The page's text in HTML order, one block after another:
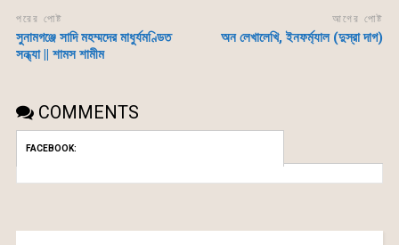
পরের পোষ্ট
সুনামগঞ্জে সাদি মহম্মদের মাধুর্যমণ্ডিত
সন্ধ্যা || শামস শামীম
আগের পোষ্ট
অন লেখালেখি, ইনফর্ম্যাল (দুস্রা দাগ)
COMMENTS
FACEBOOK: